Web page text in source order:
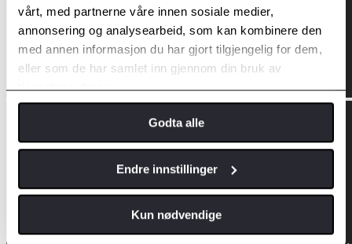
vårt, med partnerne våre innen sosiale medier,
annonsering og analysearbeid, som kan kombinere den
med annen informasjon du har gjort tilgjengelig for dem,
eller som de har samlet inn gjennom din bruk av
tjenestene deres.
Godta alle
Endre innstillinger
Kun nødvendige